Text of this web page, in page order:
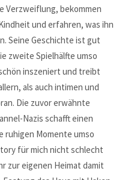
Verzweiflung, bekommen
und erfahren, was ihn
Seine Geschichte ist gut
zweite Spielhälfte umso
inszeniert und treibt
als auch intimen und
Die zuvor erwähnte
Nazis schafft einen
Momente umso
für mich nicht schlecht
zur eigenen Heimat damit